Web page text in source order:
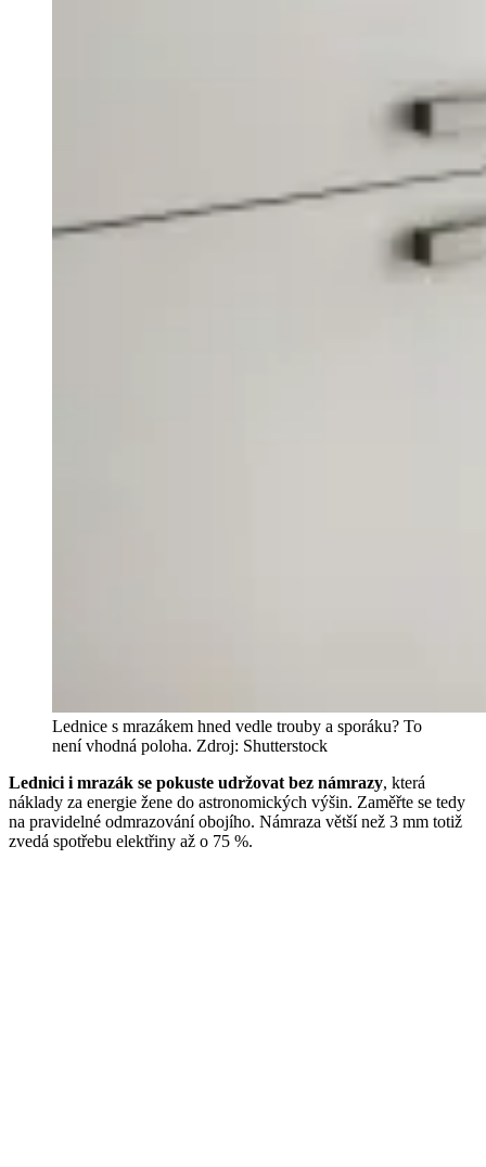
Lednice s mrazákem hned vedle trouby a sporáku? To
není vhodná poloha. Zdroj: Shutterstock
Lednici i mrazák se pokuste udržovat bez námrazy, která
náklady za energie žene do astronomických výšin. Zaměřte se tedy
na pravidelné odmrazování obojího. Námraza větší než 3 mm totiž
zvedá spotřebu elektřiny až o 75 %.